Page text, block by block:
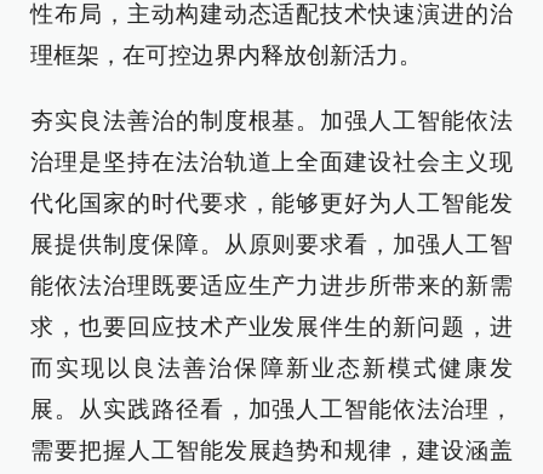
性布局，主动构建动态适配技术快速演进的治
理框架，在可控边界内释放创新活力。
夯实良法善治的制度根基。加强人工智能依法
治理是坚持在法治轨道上全面建设社会主义现
代化国家的时代要求，能够更好为人工智能发
展提供制度保障。从原则要求看，加强人工智
能依法治理既要适应生产力进步所带来的新需
求，也要回应技术产业发展伴生的新问题，进
而实现以良法善治保障新业态新模式健康发
展。从实践路径看，加强人工智能依法治理，
需要把握人工智能发展趋势和规律，建设涵盖